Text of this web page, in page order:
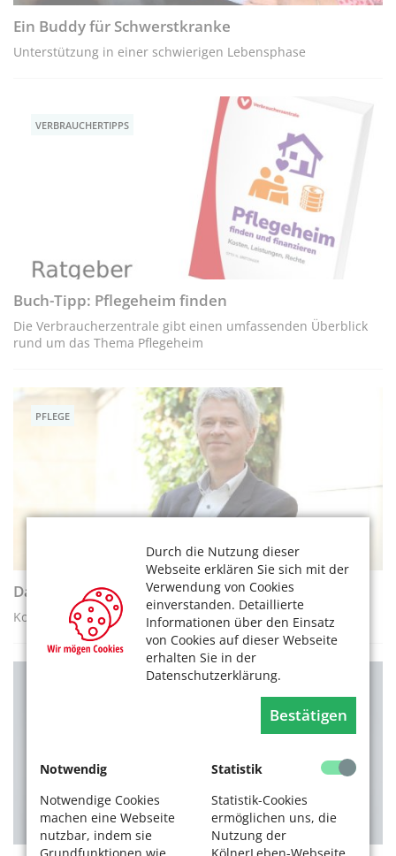
Durch die Nutzung dieser
Webseite erklären Sie sich mit der
Verwendung von Cookies
einverstanden. Detaillierte
Informationen über den Einsatz
von Cookies auf dieser Webseite
erhalten Sie in der
Datenschutzerklärung.
Bestätigen
Notwendig
Notwendige Cookies
machen eine Webseite
nutzbar, indem sie
Statistik
Statistik-Cookies
ermöglichen uns, die
Nutzung der
Ein Buddy für Schwerstkranke
Unterstützung in einer schwierigen Lebensphase
VERBRAUCHERTIPPS
Buch-Tipp: Pflegeheim finden
Die Verbraucherzentrale gibt einen umfassenden Überblick
rund um das Thema Pflegeheim
PFLEGE
Das Alter ist Teil unserer Zukunft
Kommentar des Beigeordneten Dr. Harald Rau